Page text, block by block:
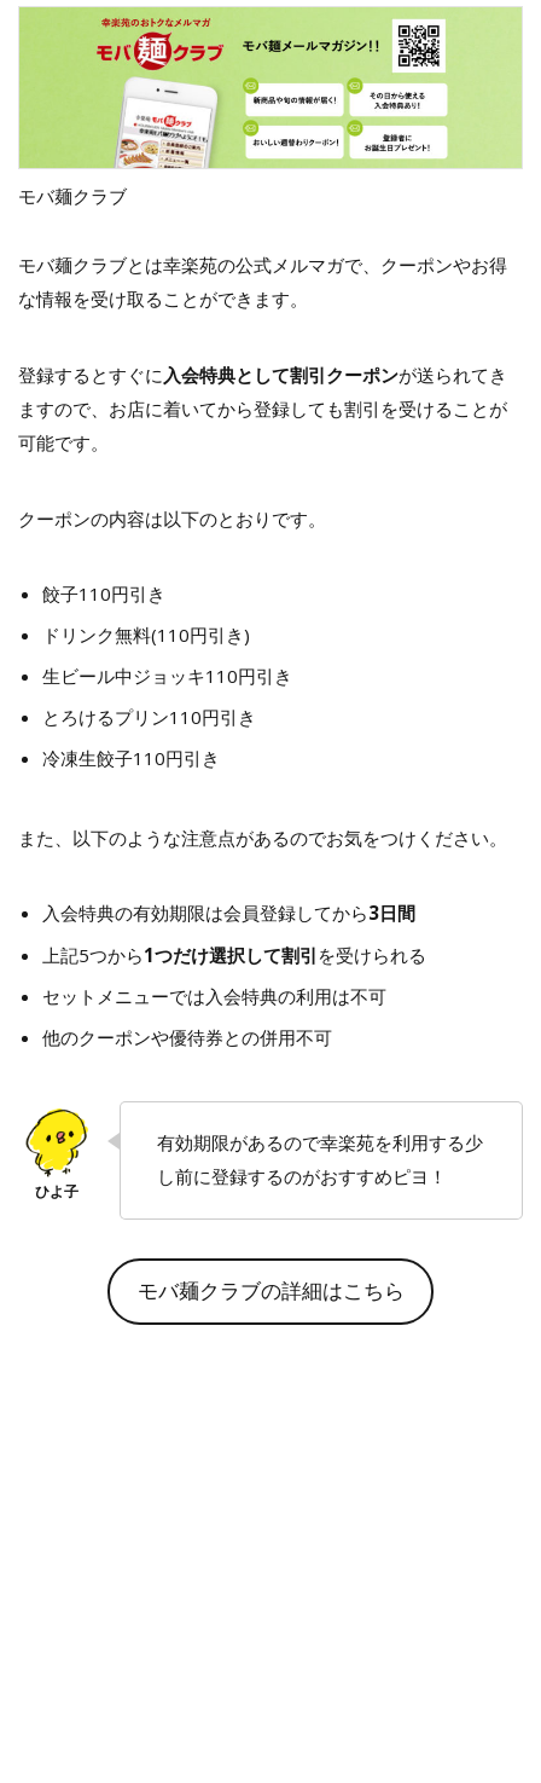
モバ麺クラブ
モバ麺クラブとは幸楽苑の公式メルマガで、クーポンやお得
な情報を受け取ることができます。
登録するとすぐに入会特典として割引クーポンが送られてき
ますので、お店に着いてから登録しても割引を受けることが
可能です。
クーポンの内容は以下のとおりです。
餃子110円引き
ドリンク無料(110円引き)
生ビール中ジョッキ110円引き
とろけるプリン110円引き
冷凍生餃子110円引き
また、以下のような注意点があるのでお気をつけください。
入会特典の有効期限は会員登録してから3日間
上記5つから1つだけ選択して割引 を受けられる
セットメニューでは入会特典の利用は不可
他のクーポンや優待券との併用不可
有効期限があるので幸楽苑を利用する少
し前に登録するのがおすすめピヨ！
モバ麺クラブの詳細はこちら